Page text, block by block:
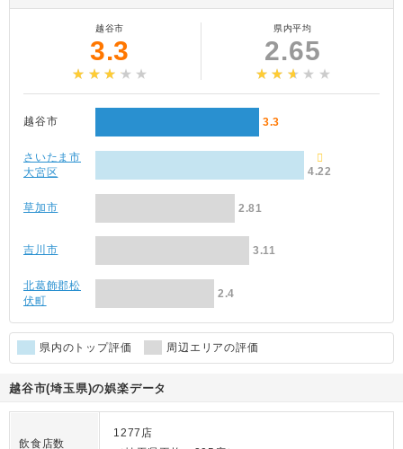
越谷市
3.3
県内平均
2.65
越谷市 3.3
さいたま市
大宮区
4.22
草加市 2.81
吉川市 3.11
北葛飾郡松
伏町
2.4
県内のトップ評価 周辺エリアの評価
越谷市(埼玉県)の娯楽データ
飲食店数
1277店